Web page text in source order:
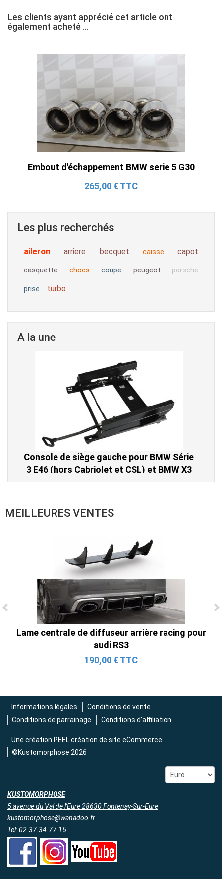
Les clients ayant apprécié cet article ont
également acheté ...
Embout d'échappement BMW serie 5 G30
265,00 € TTC
Les plus recherchés
aileron arriere becquet caisse capot
casquette chocs coupe peugeot porsche
prise turbo
A la une
Ligne Cat-Back Active 4 Sorties avec
Tube en H pour Ford Mustang GT & V6
2 690,00 € TTC
Console de siège gauche pour BMW Série
3 E46 (hors Cabriolet et CSL) et BMW X3
E83 (2004-2010)
MEILLEURES VENTES
Lame centrale de diffuseur arrière racing pour
audi RS3
190,00 € TTC
Informations légales
Conditions de vente
Conditions de parrainage
Conditions d'affiliation
Une création PEEL création de site eCommerce
©Kustomorphose 2026
KUSTOMORPHOSE
5 avenue du Val de l'Eure 28630 Fontenay-Sur-Eure
kustomorphose@wanadoo.fr
Tel: 02.37.34.77.15